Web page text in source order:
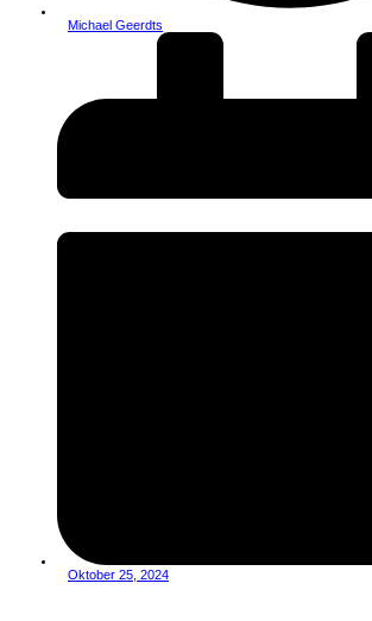
Michael Geerdts
Oktober 25, 2024